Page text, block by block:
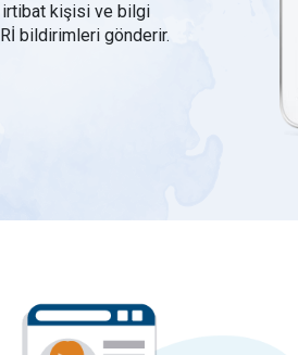
irtibat kişisi ve bilgi
bildirimleri gönderir.